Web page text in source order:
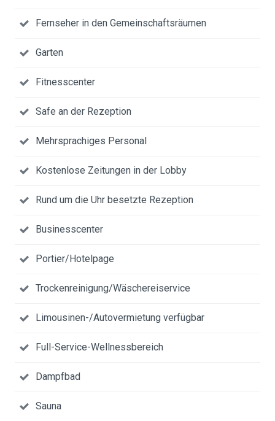
Fernseher in den Gemeinschaftsräumen
Garten
Fitnesscenter
Safe an der Rezeption
Mehrsprachiges Personal
Kostenlose Zeitungen in der Lobby
Rund um die Uhr besetzte Rezeption
Businesscenter
Portier/Hotelpage
Trockenreinigung/Wäschereiservice
Limousinen-/Autovermietung verfügbar
Full-Service-Wellnessbereich
Dampfbad
Sauna